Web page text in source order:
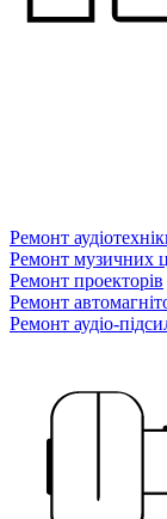
Ремонт
Ремонт музичних
Ремонт проекторів
Ремонт
Ремонт аудіо-